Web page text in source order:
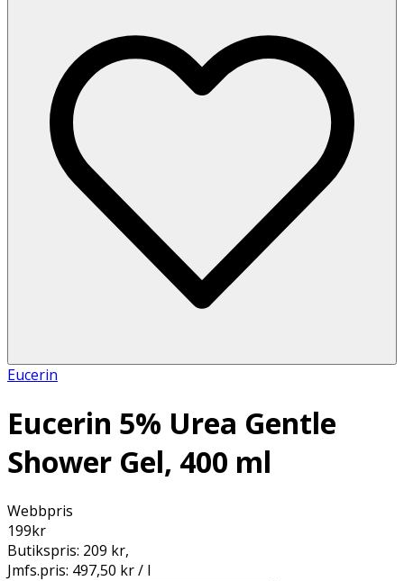
Eucerin
Eucerin 5% Urea Gentle
Shower Gel, 400 ml
Webbpris
199kr
Butikspris: 209 kr,
Jmfs.pris: 497,50 kr / l